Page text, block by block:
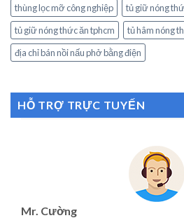
thùng lọc mỡ công nghiệp
tủ giữ nóng
tủ giữ nóng thức ăn tphcm
tủ hâm nóng
địa chỉ bán nồi nấu phở bằng điện
HỖ TRỢ TRỰC TUYẾN
Mr. Cường